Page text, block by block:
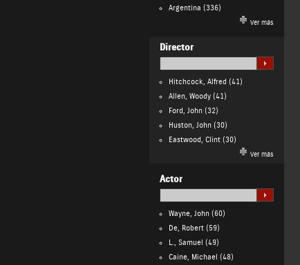
Argentina (336)
Ver más
Director
Hitchcock, Alfred (41)
Allen, Woody(41)
Ford, John(32)
Huston, John(30)
Eastwood, Clint(30)
Ver más
Actor
Wayne, John(60)
De, Robert(59)
L., Samuel (49)
Caine, Michael (48)